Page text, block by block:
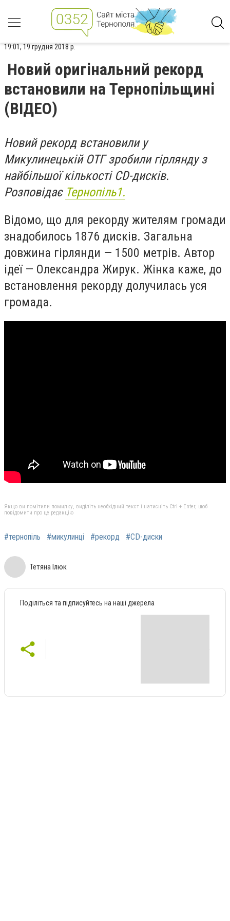
19:01, 19 грудня 2018 р.
Новий оригінальний рекорд
встановили на Тернопільщині
(ВІДЕО)
Новий рекорд встановили у
Микулинецькій ОТГ зробили гірлянду з
найбільшої кількості CD-дисків.
Розповідає Тернопіль1.
Відомо, що для рекорду жителям громади
знадобилось 1876 дисків. Загальна
довжина гірлянди — 1500 метрів. Автор
ідеї — Олександра Жирук. Жінка каже, до
встановлення рекорду долучилась уся
громада.
Якщо ви помітили помилку, виділіть необхідний текст і натисніть Ctrl + Enter, щоб
повідомити про це редакцію
#тернопіль #микулинці #рекорд #CD-диски
Тетяна Ілюк
Поділіться та підписуйтесь на наші джерела